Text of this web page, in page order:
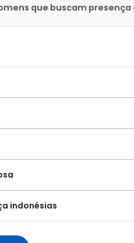
que buscam presença
indonésias